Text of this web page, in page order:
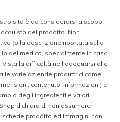
sito è da considerarsi a scopo
del prodotto. Non
(o la descrizione riportata sulla
del medico, specialmente in caso
la difficoltà nell’adeguarsi alle
varie aziende produttrici come
contenuto, informazioni) e
degli ingredienti e valori
dichiara di non assumere
prodotto ed immagini non